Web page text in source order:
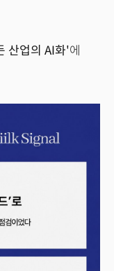
산업의 AI화'에